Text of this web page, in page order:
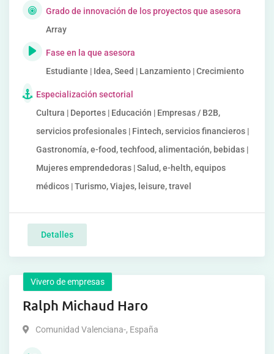
Grado de innovación de los proyectos que asesora
Array
Fase en la que asesora
Estudiante | Idea, Seed | Lanzamiento | Crecimiento
Especialización sectorial
Cultura | Deportes | Educación | Empresas / B2B,
servicios profesionales | Fintech, servicios financieros |
Gastronomía, e-food, techfood, alimentación, bebidas |
Mujeres emprendedoras | Salud, e-helth, equipos
médicos | Turismo, Viajes, leisure, travel
Detalles
Vivero de empresas
Ralph Michaud Haro
Comunidad Valenciana-, España